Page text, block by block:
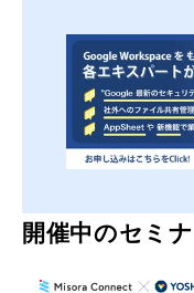
開催中のセミ